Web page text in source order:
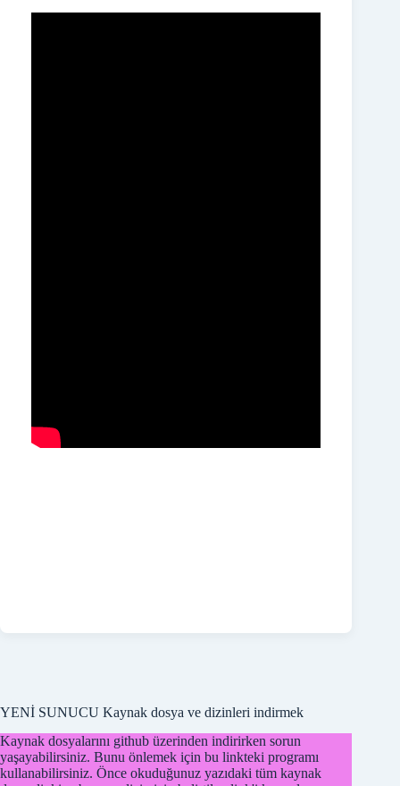
YENİ SUNUCU Kaynak dosya ve dizinleri indirmek
Kaynak dosyalarını github üzerinden indirirken sorun
yaşayabilirsiniz. Bunu önlemek için bu linkteki programı
kullanabilirsiniz. Önce okuduğunuz yazıdaki tüm kaynak